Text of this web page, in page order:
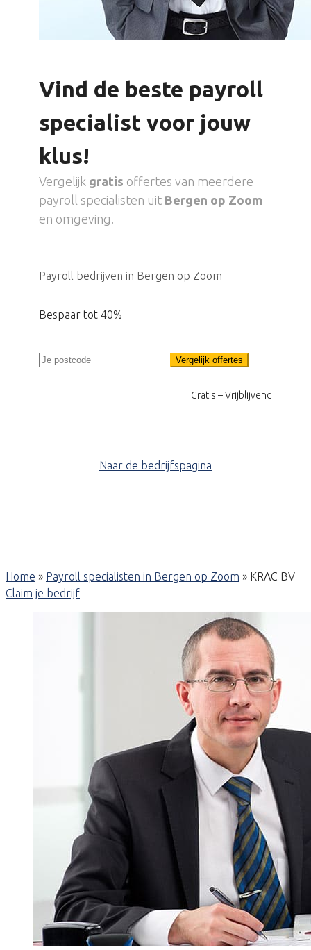
Vind de beste payroll
specialist voor jouw
klus!
Vergelijk gratis offertes van meerdere
payroll specialisten uit Bergen op Zoom
en omgeving.
Payroll bedrijven in Bergen op Zoom
Bespaar tot 40%
Vergelijk offertes
Gratis – Vrijblijvend
Naar de bedrijfspagina
Home » Payroll specialisten in Bergen op Zoom » KRAC BV
Claim je bedrijf